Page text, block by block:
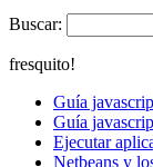
Buscar:
fresquito!
Guía
Guía
Ejecutar
Netbeans y